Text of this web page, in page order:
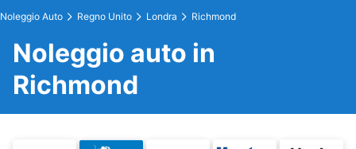
Noleggio Auto Regno Unito Londra Richmond
Noleggio auto in
Richmond